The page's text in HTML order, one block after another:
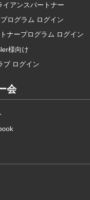
イアンスパートナー
ログラム ログイン
ナープログラム ログイン
様向け
ブ ログイン
会